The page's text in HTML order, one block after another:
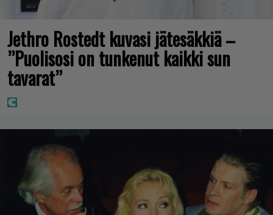
Jethro Rostedt kuvasi jätesäkkiä –
”Puolisosi on tunkenut kaikki sun
tavarat”